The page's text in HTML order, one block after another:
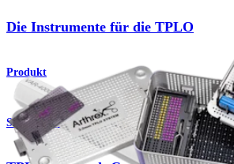
Die Instrumente für die TPLO
Produkt
Small Animal